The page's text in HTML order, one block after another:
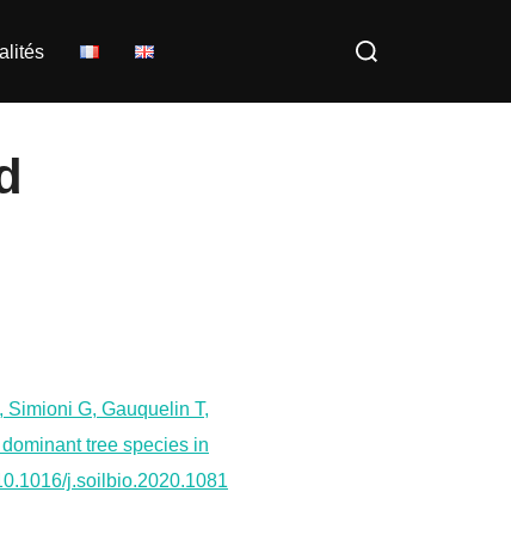
Rechercher :
G, Gauquelin T,
tree species in
j.soilbio.2020.1081